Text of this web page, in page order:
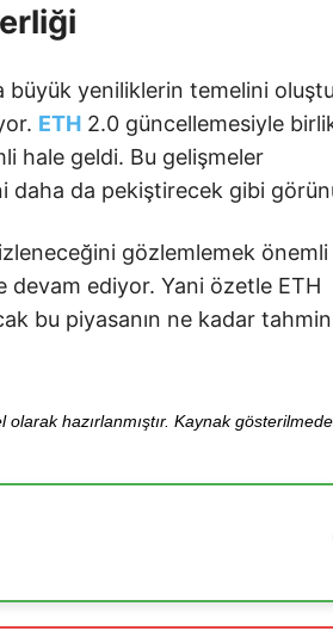
büyük yeniliklerin temelini
ETH 2.0 güncellemesiyle
hale geldi. Bu gelişmeler
daha da pekiştirecek gibi
gözlemlemek önemli
ediyor. Yani özetle ETH
bu piyasanın ne kadar tahmin
hazırlanmıştır. Kaynak